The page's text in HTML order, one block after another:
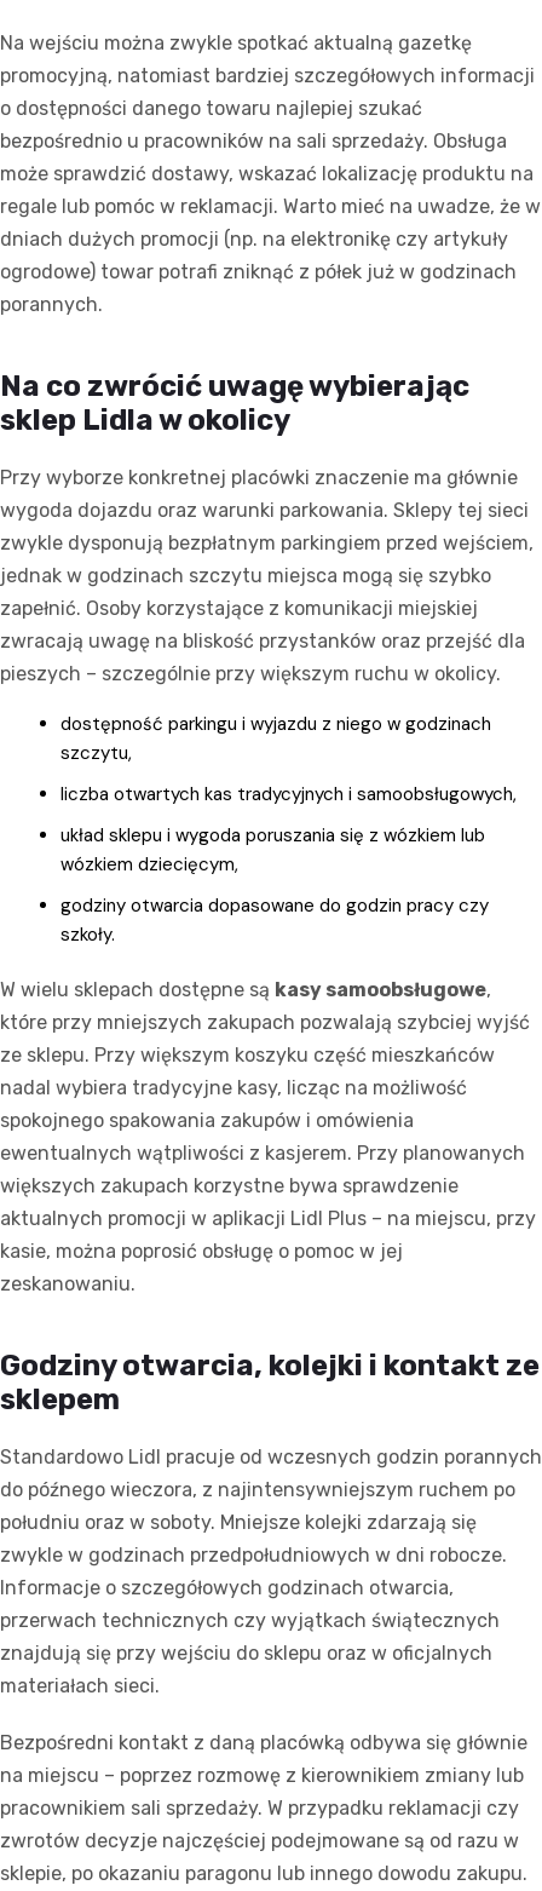
Na wejściu można zwykle spotkać aktualną gazetkę
promocyjną, natomiast bardziej szczegółowych informacji
o dostępności danego towaru najlepiej szukać
bezpośrednio u pracowników na sali sprzedaży. Obsługa
może sprawdzić dostawy, wskazać lokalizację produktu na
regale lub pomóc w reklamacji. Warto mieć na uwadze, że w
dniach dużych promocji (np. na elektronikę czy artykuły
ogrodowe) towar potrafi zniknąć z półek już w godzinach
porannych.
Na co zwrócić uwagę wybierając
sklep Lidla w okolicy
Przy wyborze konkretnej placówki znaczenie ma głównie
wygoda dojazdu oraz warunki parkowania. Sklepy tej sieci
zwykle dysponują bezpłatnym parkingiem przed wejściem,
jednak w godzinach szczytu miejsca mogą się szybko
zapełnić. Osoby korzystające z komunikacji miejskiej
zwracają uwagę na bliskość przystanków oraz przejść dla
pieszych – szczególnie przy większym ruchu w okolicy.
dostępność parkingu i wyjazdu z niego w godzinach
szczytu,
liczba otwartych kas tradycyjnych i samoobsługowych,
układ sklepu i wygoda poruszania się z wózkiem lub
wózkiem dziecięcym,
godziny otwarcia dopasowane do godzin pracy czy
szkoły.
W wielu sklepach dostępne są kasy samoobsługowe,
które przy mniejszych zakupach pozwalają szybciej wyjść
ze sklepu. Przy większym koszyku część mieszkańców
nadal wybiera tradycyjne kasy, licząc na możliwość
spokojnego spakowania zakupów i omówienia
ewentualnych wątpliwości z kasjerem. Przy planowanych
większych zakupach korzystne bywa sprawdzenie
aktualnych promocji w aplikacji Lidl Plus – na miejscu, przy
kasie, można poprosić obsługę o pomoc w jej
zeskanowaniu.
Godziny otwarcia, kolejki i kontakt ze
sklepem
Standardowo Lidl pracuje od wczesnych godzin porannych
do późnego wieczora, z najintensywniejszym ruchem po
południu oraz w soboty. Mniejsze kolejki zdarzają się
zwykle w godzinach przedpołudniowych w dni robocze.
Informacje o szczegółowych godzinach otwarcia,
przerwach technicznych czy wyjątkach świątecznych
znajdują się przy wejściu do sklepu oraz w oficjalnych
materiałach sieci.
Bezpośredni kontakt z daną placówką odbywa się głównie
na miejscu – poprzez rozmowę z kierownikiem zmiany lub
pracownikiem sali sprzedaży. W przypadku reklamacji czy
zwrotów decyzje najczęściej podejmowane są od razu w
sklepie, po okazaniu paragonu lub innego dowodu zakupu.